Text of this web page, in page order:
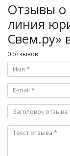
Отзывы о
линия
Свем.ру»
0 отзывов